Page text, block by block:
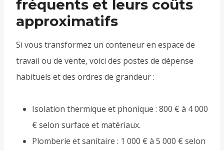
fréquents et leurs coûts
approximatifs
Si vous transformez un conteneur en espace de
travail ou de vente, voici des postes de dépense
habituels et des ordres de grandeur :
Isolation thermique et phonique : 800 € à 4 000
€ selon surface et matériaux.
Plomberie et sanitaire : 1 000 € à 5 000 € selon